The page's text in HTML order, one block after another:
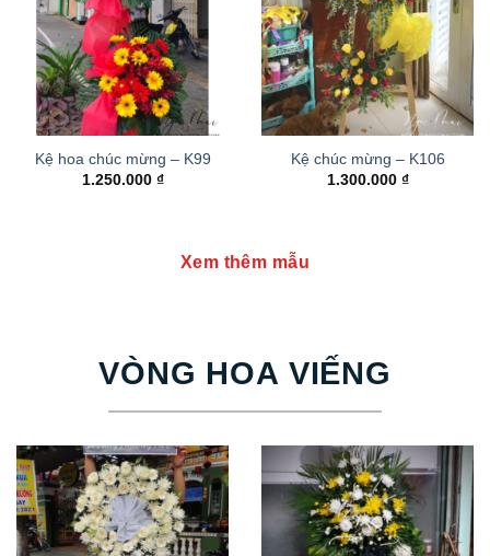
Kệ hoa chúc mừng – K99
1.250.000 ₫
Kệ chúc mừng – K106
1.300.000 ₫
Xem thêm mẫu
VÒNG HOA VIẾNG